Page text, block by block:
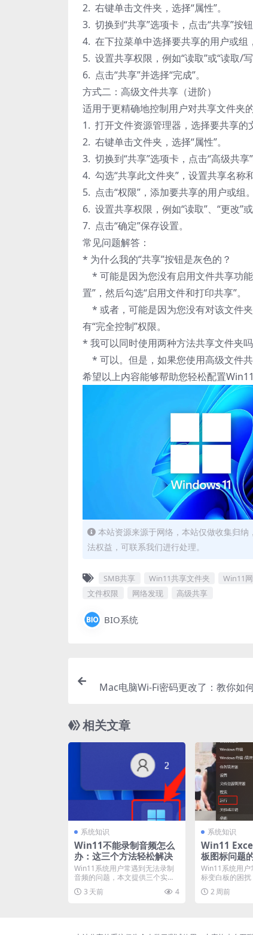
2. 右键单击文件夹，选择“属性”。
3. 切换到“共享”选项卡，点击“共享”按钮
4. 在下拉菜单中选择要共享的用户或组
5. 设置共享权限，例如“读取”或“读取/写
6. 点击“共享”并选择“完成”。
方式二：高级文件共享（进阶）
适用于更精确地控制用户对共享文件夹的
1. 打开文件资源管理器，选择要共享的
2. 右键单击文件夹，选择“属性”。
3. 切换到“共享”选项卡，点击“高级共享”
4. 勾选“共享此文件夹”，设置共享名称
5. 点击“权限”，添加要共享的用户或组。
6. 设置共享权限，例如“读取”、“更改”或
7. 点击“确定”保存设置。
常见问题解答：
* 为什么我的“共享”按钮是灰色的？
* 可能是因为您没有启用文件共享功能
置”，然后勾选“启用文件和打印共享”。
* 或者，可能是因为您没有对该文件
有“完全控制”权限。
* 我可以同时使用两种方法共享文件夹吗
* 可以。但是，如果您使用高级文件
希望以上内容能够帮助您轻松配置
本站资源来源于网络，本站仅做收集归
法权益，可联系我们进行处理。
SMB共享 Win11共享文件夹 Win11
文件权限
网络发现 高级共享
BIO系统
Mac电脑Wi-Fi密码更改了：教你如
相关文章
系统知识
Win11不能录制音频怎么
办：这三个方法轻松解决
Win11系统用户常遇到无法录制
音频的问题，本文提供三个实用
解决方法。首先需检查...
3 天前 4
系统知识
Win11
板图标问题
Win11系统用户
标变白板的困扰
与使用。本文深...
2 周前